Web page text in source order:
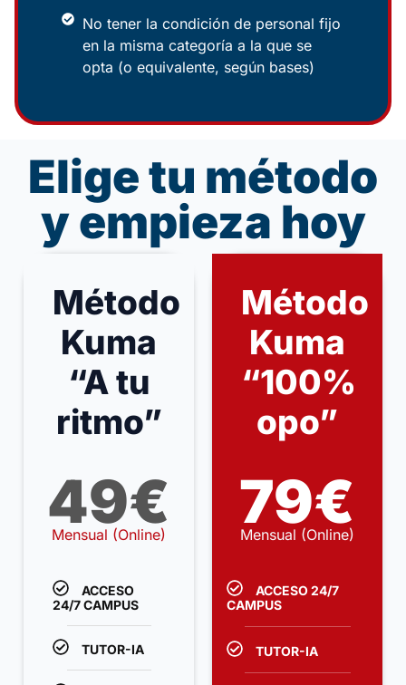
No tener la condición de personal fijo
en la misma categoría a la que se
opta (o equivalente, según bases)
Elige tu método
y empieza hoy
Método
Kuma
“A tu
ritmo”
49€
Mensual (Online)
ACCESO
24/7 CAMPUS
TUTOR-IA
Método
Kuma
“100%
opo”
79€
Mensual (Online)
ACCESO 24/7
CAMPUS
TUTOR-IA